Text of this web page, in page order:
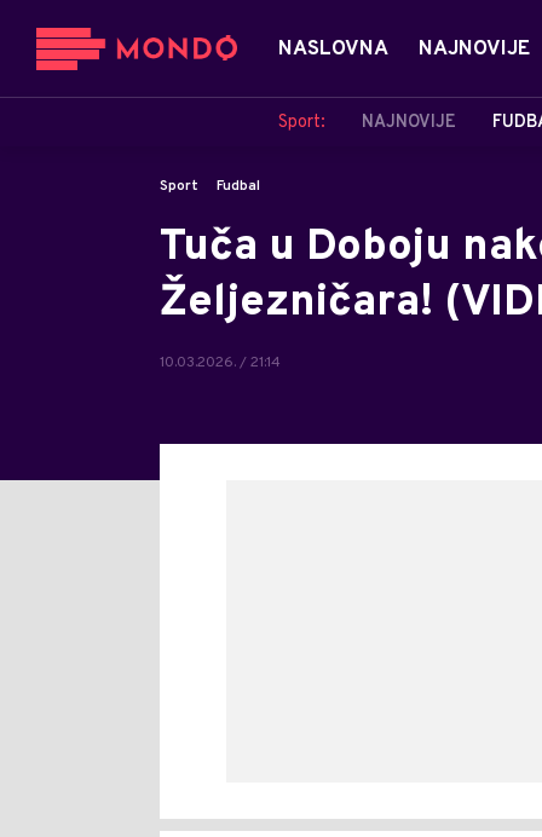
NASLOVNA NAJNOVIJE
Sport: NAJNOVIJE
Sport Fudbal
Tuča u Doboju
Željezničara!
10.03.2026. / 21:14